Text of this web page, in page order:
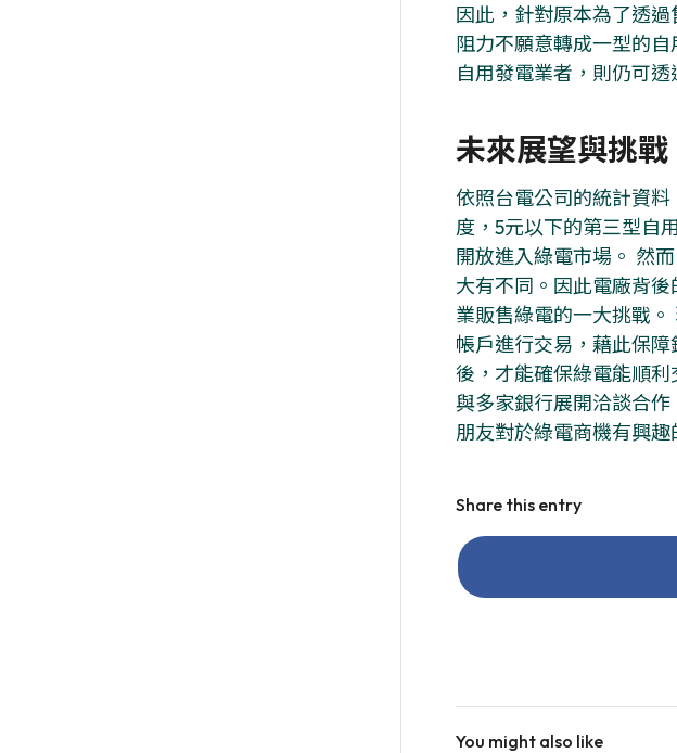
因此，針對原本為了透
阻力不願意轉成一型的
自用發電業者，則仍可
未來展望與挑戰
依照台電公司的統計資
度，5元以下的第三型自
開放進入綠電市場。 然
大有不同。因此電廠背
業販售綠電的一大挑戰
帳戶進行交易，藉此保
後，才能確保綠電能順
與多家銀行展開洽談合
朋友對於綠電商機有興趣
Share this entry
You might also like